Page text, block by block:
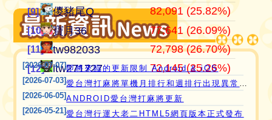
[9] 青陽子 10,546,495
[10] it2967408 9,802,924
[11] i757724391 9,585,806
[12] i339494808 8,430,397
[9] 儍豬尾Q 82,091 (25.82%)
[10] 寶月36 77,641 (26.09%)
[11] tw982033 72,798 (26.70%)
[12] itw271727 72,145 (25.26%)
[9] 江湖風雲 297,614
[10] 寶月36 297,538
[11] itw271727 285,559
[12] Ｆanny 276,567
[2026-07-07]即將來臨的更新限制 Android & iOS
[2026-07-03]
[2026-06-05]ANDROID愛台灣打麻將更新
[2026-05-21]愛台灣行運大老二HTML5網頁版本正式發布